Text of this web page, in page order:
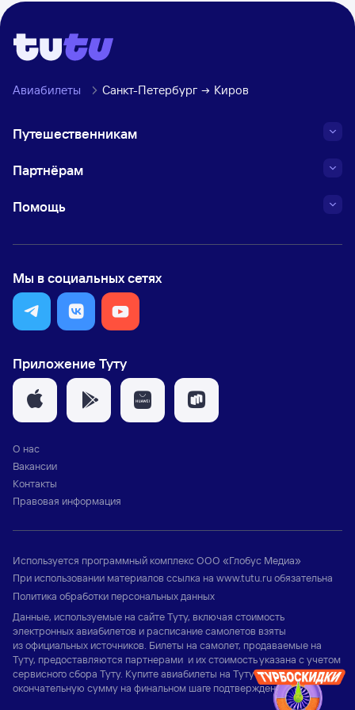
Авиабилеты Санкт-Петербург Киров
Путешественникам
Партнёрам
Помощь
Мы в социальных сетях
Приложение Туту
О нас
Вакансии
Контакты
Правовая информация
Используется программный комплексООО «Глобус Медиа»
При использовании материалов ссылка на www.tutu.ruобязательна
Политика обработки персональных данных
Данные, используемые на сайте Туту, включая стоимость
электронных авиабилетов и расписание самолетов взяты
из официальных источников. Билеты на самолет, продаваемые на
Туту, предоставляются партнерами и их стоимость указана с учетом
сервисного сбора Туту. Купите авиабилеты на Туту и узнайте
окончательную сумму на финальном шаге подтверждения заказа